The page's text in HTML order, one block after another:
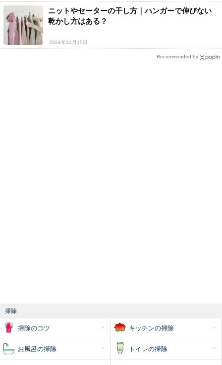
ニットやセーターの干し方｜ハンガーで伸びない
乾かし方はある？
2024年11月15日
Recommended by
掃除
掃除のコツ キッチンの掃除
お風呂の掃除 トイレの掃除